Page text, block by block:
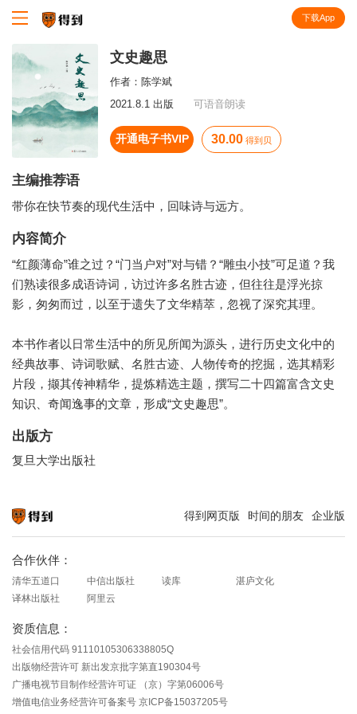
下载App
文史趣思
作者： 陈学斌
2021.8.1 出版
可语音朗读
开通电子书VIP 30.00 得到贝
主编推荐语
带你在快节奏的现代生活中，回味诗与远方。
内容简介
“红颜薄命”谁之过？“门当户对”对与错？“雕虫小技”可足道？我
们熟读很多成语诗词，访过许多名胜古迹，但往往是浮光掠
影，匆匆而过，以至于遗失了文华精萃，忽视了深究其理。
本书作者以日常生活中的所见所闻为源头，进行历史文化中的
经典故事、诗词歌赋、名胜古迹、人物传奇的挖掘，选其精彩
片段，撷其传神精华，提炼精选主题，撰写二十四篇富含文史
知识、奇闻逸事的文章，形成“文史趣思”。
出版方
复旦大学出版社
得到网页版 时间的朋友 企业版
合作伙伴：
清华五道口 中信出版社 读库
湛庐文化
译林出版社
阿里云
资质信息：
社会信用代码 91110105306338805Q
出版物经营许可 新出发京批字第直190304号
广播电视节目制作经营许可证 （京）字第06006号
增值电信业务经营许可备案号 京ICP备15037205号